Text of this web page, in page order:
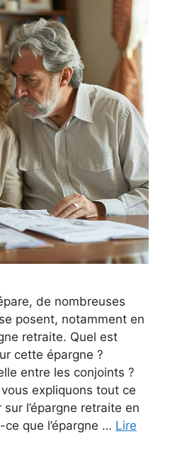
de nombreuses
posent, notamment en
retraite. Quel est
cette épargne ?
entre les conjoints ?
expliquons tout ce
l’épargne retraite en
ce que l’épargne … Lire